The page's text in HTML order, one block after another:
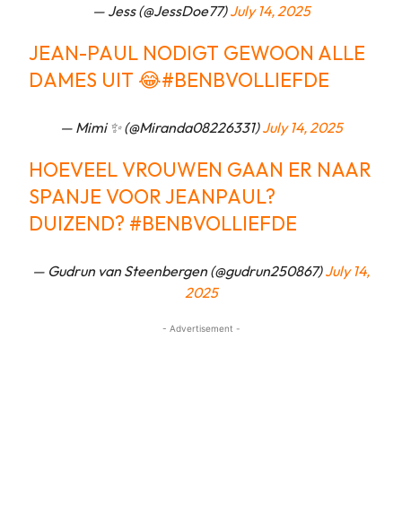
— Jess (@JessDoe77)July 14, 2025
JEAN-PAUL NODIGT GEWOON ALLE
DAMES UIT 😂#BENBVOLLIEFDE
— Mimi ✨ (@Miranda08226331)July 14, 2025
HOEVEEL VROUWEN GAAN ER NAAR
SPANJE VOOR JEANPAUL?
DUIZEND? #BENBVOLLIEFDE
— Gudrun van Steenbergen (@gudrun250867)July 14,
2025
- Advertisement -